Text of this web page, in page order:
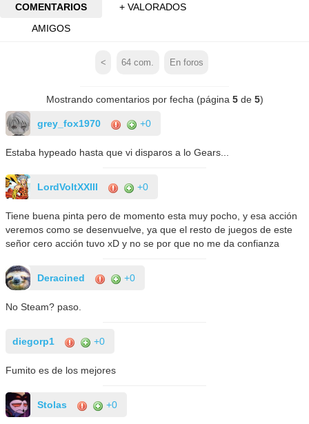
COMENTARIOS
+ VALORADOS
AMIGOS
< 64 com. En foros
Mostrando comentarios por fecha (página 5de 5)
grey_fox1970 +0
Estaba hypeado hasta que vi disparos a lo Gears...
LordVoltXXIII +0
Tiene buena pinta pero de momento esta muy pocho, y esa acción
veremos como se desenvuelve, ya que el resto de juegos de este
señor cero acción tuvo xD y no se por que no me da confianza
Deracined +0
No Steam? paso.
diegorp1 +0
Fumito es de los mejores
Stolas +0